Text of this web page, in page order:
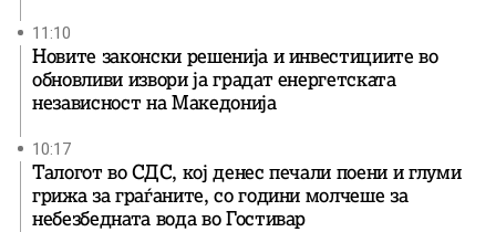
11:10
Новите законски решенија и инвестициите во
обновливи извори ја градат енергетската
независност на Македонија
10:17
Талогот во СДС, кој денес печали поени и глуми
грижа за граѓаните, со години молчеше за
небезбедната вода во Гостивар